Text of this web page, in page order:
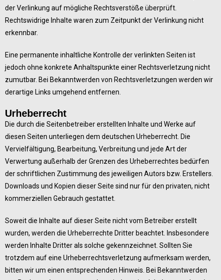
der Verlinkung auf mögliche Rechtsverstöße überprüft.
Rechtswidrige Inhalte waren zum Zeitpunkt der Verlinkung nicht
erkennbar.
Eine permanente inhaltliche Kontrolle der verlinkten Seiten ist
jedoch ohne konkrete Anhaltspunkte einer Rechtsverletzung nicht
zumutbar. Bei Bekanntwerden von Rechtsverletzungen werden wir
derartige Links umgehend entfernen.
Urheberrecht
Die durch die Seitenbetreiber erstellten Inhalte und Werke auf
diesen Seiten unterliegen dem deutschen Urheberrecht. Die
Vervielfältigung, Bearbeitung, Verbreitung und jede Art der
Verwertung außerhalb der Grenzen des Urheberrechtes bedürfen
der schriftlichen Zustimmung des jeweiligen Autors bzw. Erstellers.
Downloads und Kopien dieser Seite sind nur für den privaten, nicht
kommerziellen Gebrauch gestattet.
Soweit die Inhalte auf dieser Seite nicht vom Betreiber erstellt
wurden, werden die Urheberrechte Dritter beachtet. Insbesondere
werden Inhalte Dritter als solche gekennzeichnet. Sollten Sie
trotzdem auf eine Urheberrechtsverletzung aufmerksam werden,
bitten wir um einen entsprechenden Hinweis. Bei Bekanntwerden